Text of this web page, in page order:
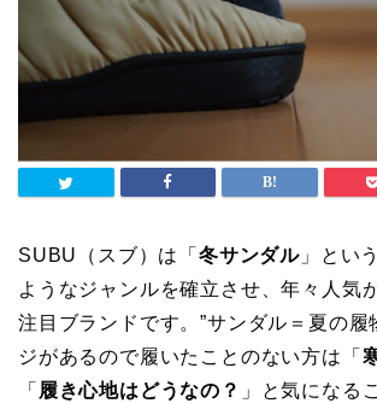
SUBU（スブ）は「 冬サンダル 」とい
ようなジャンルを確立させ、年々人気
注目ブランドです。”サンダル＝夏の履
ジがあるので履いたことのない方は「
「 履き心地はどうなの？ 」と気になる